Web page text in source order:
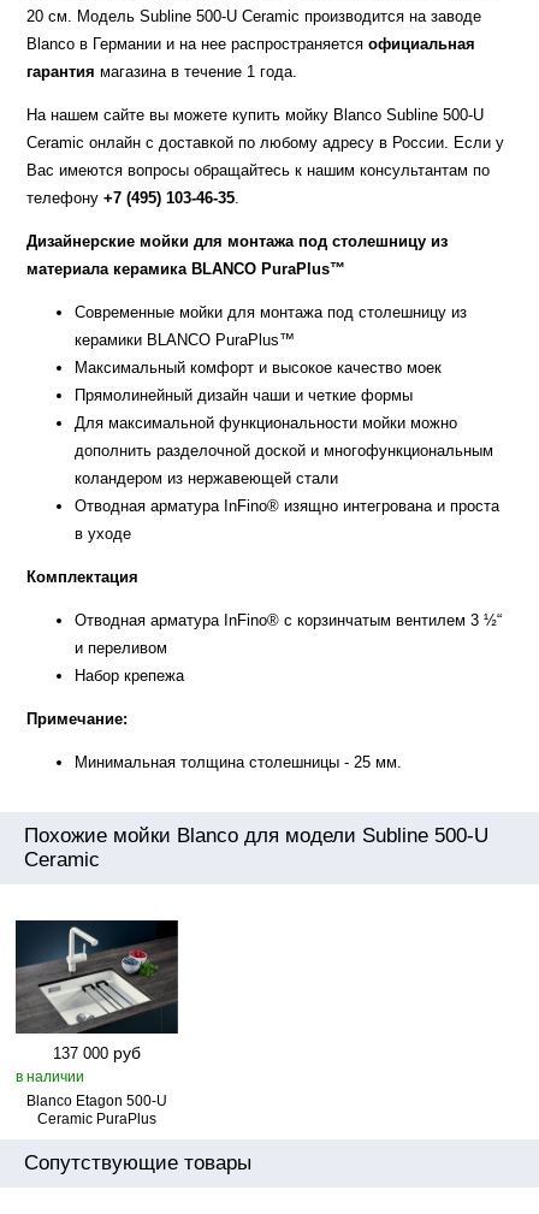
20 см. Модель Subline 500-U Ceramic производится на заводе
Blanco в Германии и на нее распространяетсяофициальная
гарантия магазина в течение 1 года.
На нашем сайте вы можете купить мойку Blanco Subline 500-U
Ceramic онлайн с доставкой по любому адресу в России. Если у
Вас имеются вопросы обращайтесь к нашим консультантам по
телефону+7 (495) 103-46-35.
Дизайнерские мойки для монтажа под столешницу из
материала керамика BLANCO PuraPlus™
Современные мойки для монтажа под столешницу из
керамики BLANCO PuraPlus™
Максимальный комфорт и высокое качество моек
Прямолинейный дизайн чаши и четкие формы
Для максимальной функциональности мойки можно
дополнить разделочной доской и многофункциональным
коландером из нержавеющей стали
Отводная арматура InFino® изящно интегрована и проста
в уходе
Комплектация
Отводная арматура InFino® с корзинчатым вентилем 3 ½“
и переливом
Набор крепежа
Примечание:
Минимальная толщина столешницы - 25 мм.
Похожие мойки Blanco для модели Subline 500-U
Ceramic
137 000 руб
в наличии
Blanco Etagon 500‑U
Ceramic PuraPlus
Сопутствующие товары